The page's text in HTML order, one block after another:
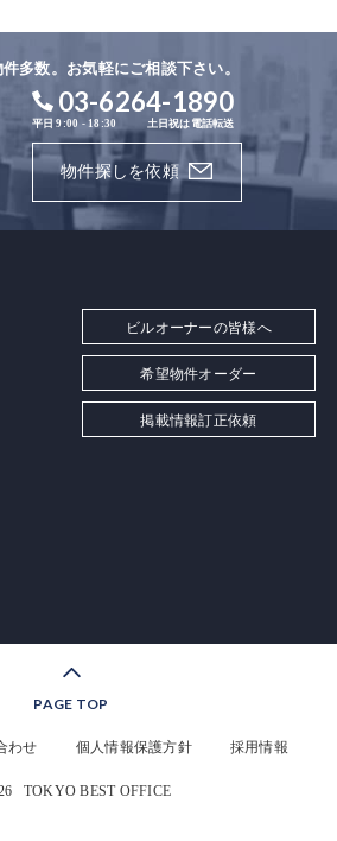
多数。お気軽にご相談下さい。
03-6264-1890
平日 9:00 - 18:30 土日祝は電話転送
物件探しを依頼
ビルオーナーの皆様へ
希望物件オーダー
掲載情報訂正依頼
PAGE TOP
わせ 個人情報保護方針 採用情報
TOKYO BEST OFFICE